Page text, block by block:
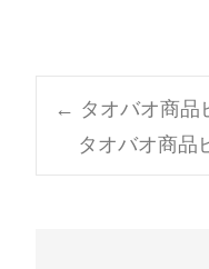
Post
← タオバオ商
タオバオ商